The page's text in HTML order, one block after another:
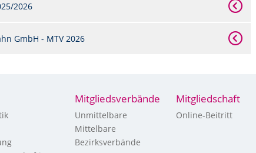
2026
GmbH - MTV 2026
Mitgliedsverbände
Unmittelbare
Mittelbare
Bezirksverbände
Mitgliedschaft
Online-Beitritt